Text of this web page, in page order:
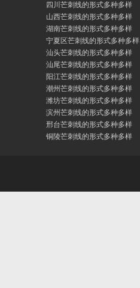
四川芒刺线的形式多种多样
山西芒刺线的形式多种多样
湖南芒刺线的形式多种多样
宁夏区芒刺线的形式多种多样
汕头芒刺线的形式多种多样
汕尾芒刺线的形式多种多样
阳江芒刺线的形式多种多样
潮州芒刺线的形式多种多样
潍坊芒刺线的形式多种多样
滨州芒刺线的形式多种多样
邢台芒刺线的形式多种多样
铜陵芒刺线的形式多种多样